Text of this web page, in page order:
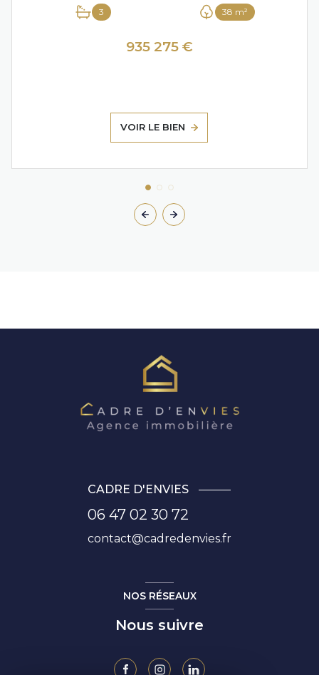
3 38 m²
935 275 €
VOIR LE BIEN
CADRE D'ENVIES
06 47 02 30 72
contact@cadredenvies.fr
NOS RÉSEAUX
Nous suivre